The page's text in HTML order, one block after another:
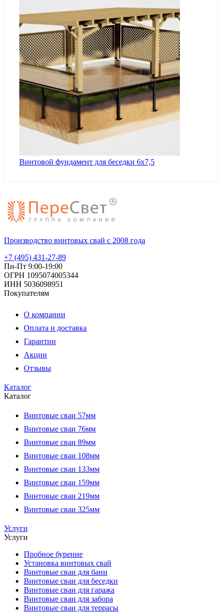
Винтовой фундамент для беседки 6х7,5
Производство винтовых свай с 2008 года
+7 (495) 431-27-89
Пн-Пт 9:00-19:00
ОГРН 1095074005344
ИНН 5036098951
Покупателям
О компании
Оплата и доставка
Гарантии
Акции
Отзывы
Каталог
Каталог
Винтовые сваи 57мм
Винтовые сваи 76мм
Винтовые сваи 89мм
Винтовые сваи 108мм
Винтовые сваи 133мм
Винтовые сваи 159мм
Винтовые сваи 219мм
Винтовые сваи 325мм
Услуги
Услуги
Пробное бурение
Установка винтовых свай
Винтовые сваи для бани
Винтовые сваи для беседки
Винтовые сваи для гаража
Винтовые сваи для забора
Винтовые сваи для террасы